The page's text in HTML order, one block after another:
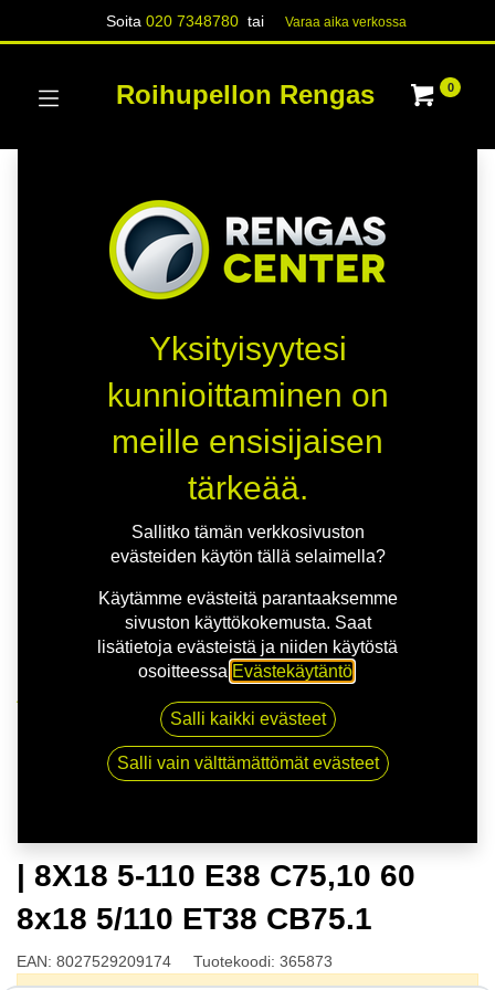
Soita020 7348780 tai Varaa aika verk​​​​ossa
Roihupellon Rengas 0
OZ ESTREMA GT HLT SAT.BLK | 8X18 5-110 E38
C75,10 60 8x18 5/110 ET38 CB75.1
| 8X18 5-110 E38 C75,10 60
8x18 5/110 ET38 CB75.1
EAN: 8027529209174 Tuotekoodi: 365873
Yksityisyytesi
kunnioittaminen on
meille ensisijaisen
tärkeää.
Sallitko tämän verkkosivuston
evästeiden käytön tällä selaimella?
Käytämme evästeitä parantaaksemme
sivuston käyttökokemusta. Saat
lisätietoja evästeistä ja niiden käytöstä
osoitteessa Evästekäytäntö
Salli kaikki evästeet
Salli vain välttämättömät evästeet